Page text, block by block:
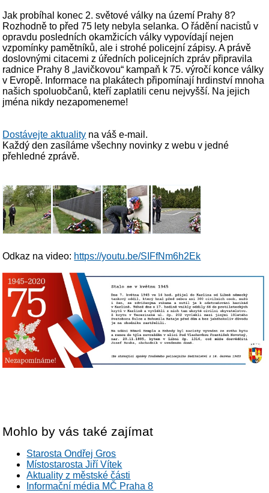
Jak probíhal konec 2. světové války na území Prahy 8?
Rozhodně to před 75 lety nebyla selanka. O řádění nacistů v
opravdu posledních okamžicích války vypovídají nejen
vzpomínky pamětníků, ale i strohé policejní zápisy. A právě
doslovnými citacemi z úředních policejních zpráv připravila
radnice Prahy 8 „lavičkovou“ kampaň k 75. výročí konce války
v Evropě. Informace na plakátech připomínají hrdinství mnoha
našich spoluobčanů, kteří zaplatili cenu nejvyšší. Na jejich
jména nikdy nezapomeneme!
Dostávejte aktuality na váš e-mail.
Každý den zasíláme všechny novinky z webu v jedné
přehledné zprávě.
Odkaz na video: https://youtu.be/SIFfNm6h2Ek
Mohlo by vás také zajímat
Starosta Ondřej Gros
Místostarosta Jiří Vítek
Aktuality z městské části
Informační média MČ Praha 8